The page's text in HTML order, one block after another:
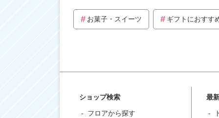
お菓子・スイーツ ギフトにおすす
ショップ検索
フロアから探す
最